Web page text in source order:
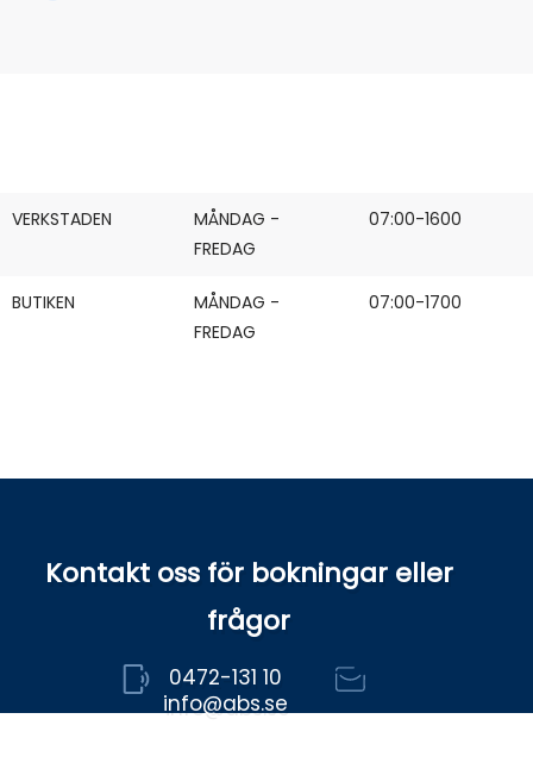
VERKSTADEN
MÅNDAG -
FREDAG
07:00-1600
BUTIKEN
MÅNDAG -
FREDAG
07:00-1700
Kontakt oss för bokningar eller
frågor
0472-131 10
info@abs.se